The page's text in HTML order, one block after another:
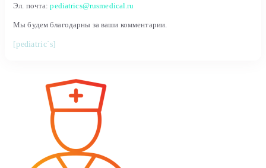
Эл. почта:pediatrics@rusmedical.ru
Мы будем благодарны за ваши комментарии.
[pediatric`s]